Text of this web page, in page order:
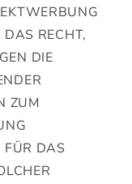
RECHT,
DIE
ZUM
FÜR DAS